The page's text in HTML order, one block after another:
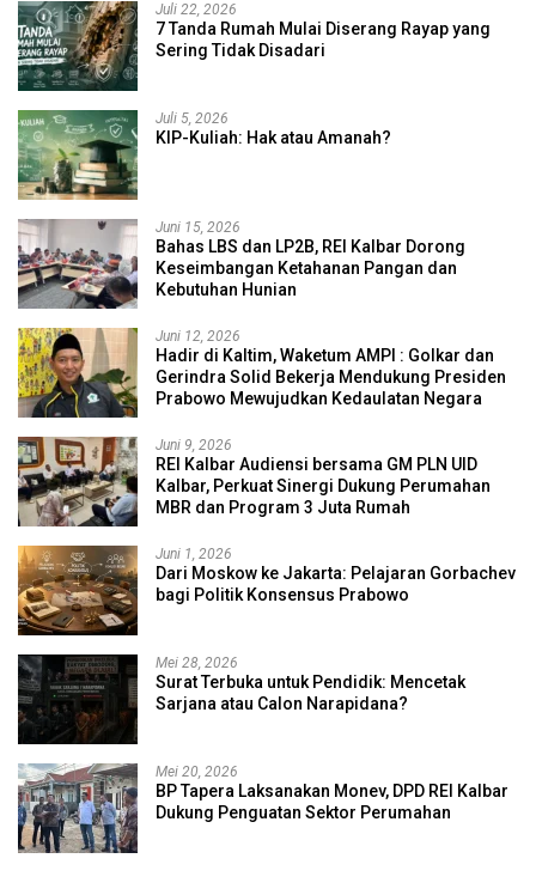
Juli 22, 2026
7 Tanda Rumah Mulai Diserang Rayap yang
Sering Tidak Disadari
Juli 5, 2026
KIP-Kuliah: Hak atau Amanah?
Juni 15, 2026
Bahas LBS dan LP2B, REI Kalbar Dorong
Keseimbangan Ketahanan Pangan dan
Kebutuhan Hunian
Juni 12, 2026
Hadir di Kaltim, Waketum AMPI : Golkar dan
Gerindra Solid Bekerja Mendukung Presiden
Prabowo Mewujudkan Kedaulatan Negara
Juni 9, 2026
REI Kalbar Audiensi bersama GM PLN UID
Kalbar, Perkuat Sinergi Dukung Perumahan
MBR dan Program 3 Juta Rumah
Juni 1, 2026
Dari Moskow ke Jakarta: Pelajaran Gorbachev
bagi Politik Konsensus Prabowo
Mei 28, 2026
Surat Terbuka untuk Pendidik: Mencetak
Sarjana atau Calon Narapidana?
Mei 20, 2026
BP Tapera Laksanakan Monev, DPD REI Kalbar
Dukung Penguatan Sektor Perumahan